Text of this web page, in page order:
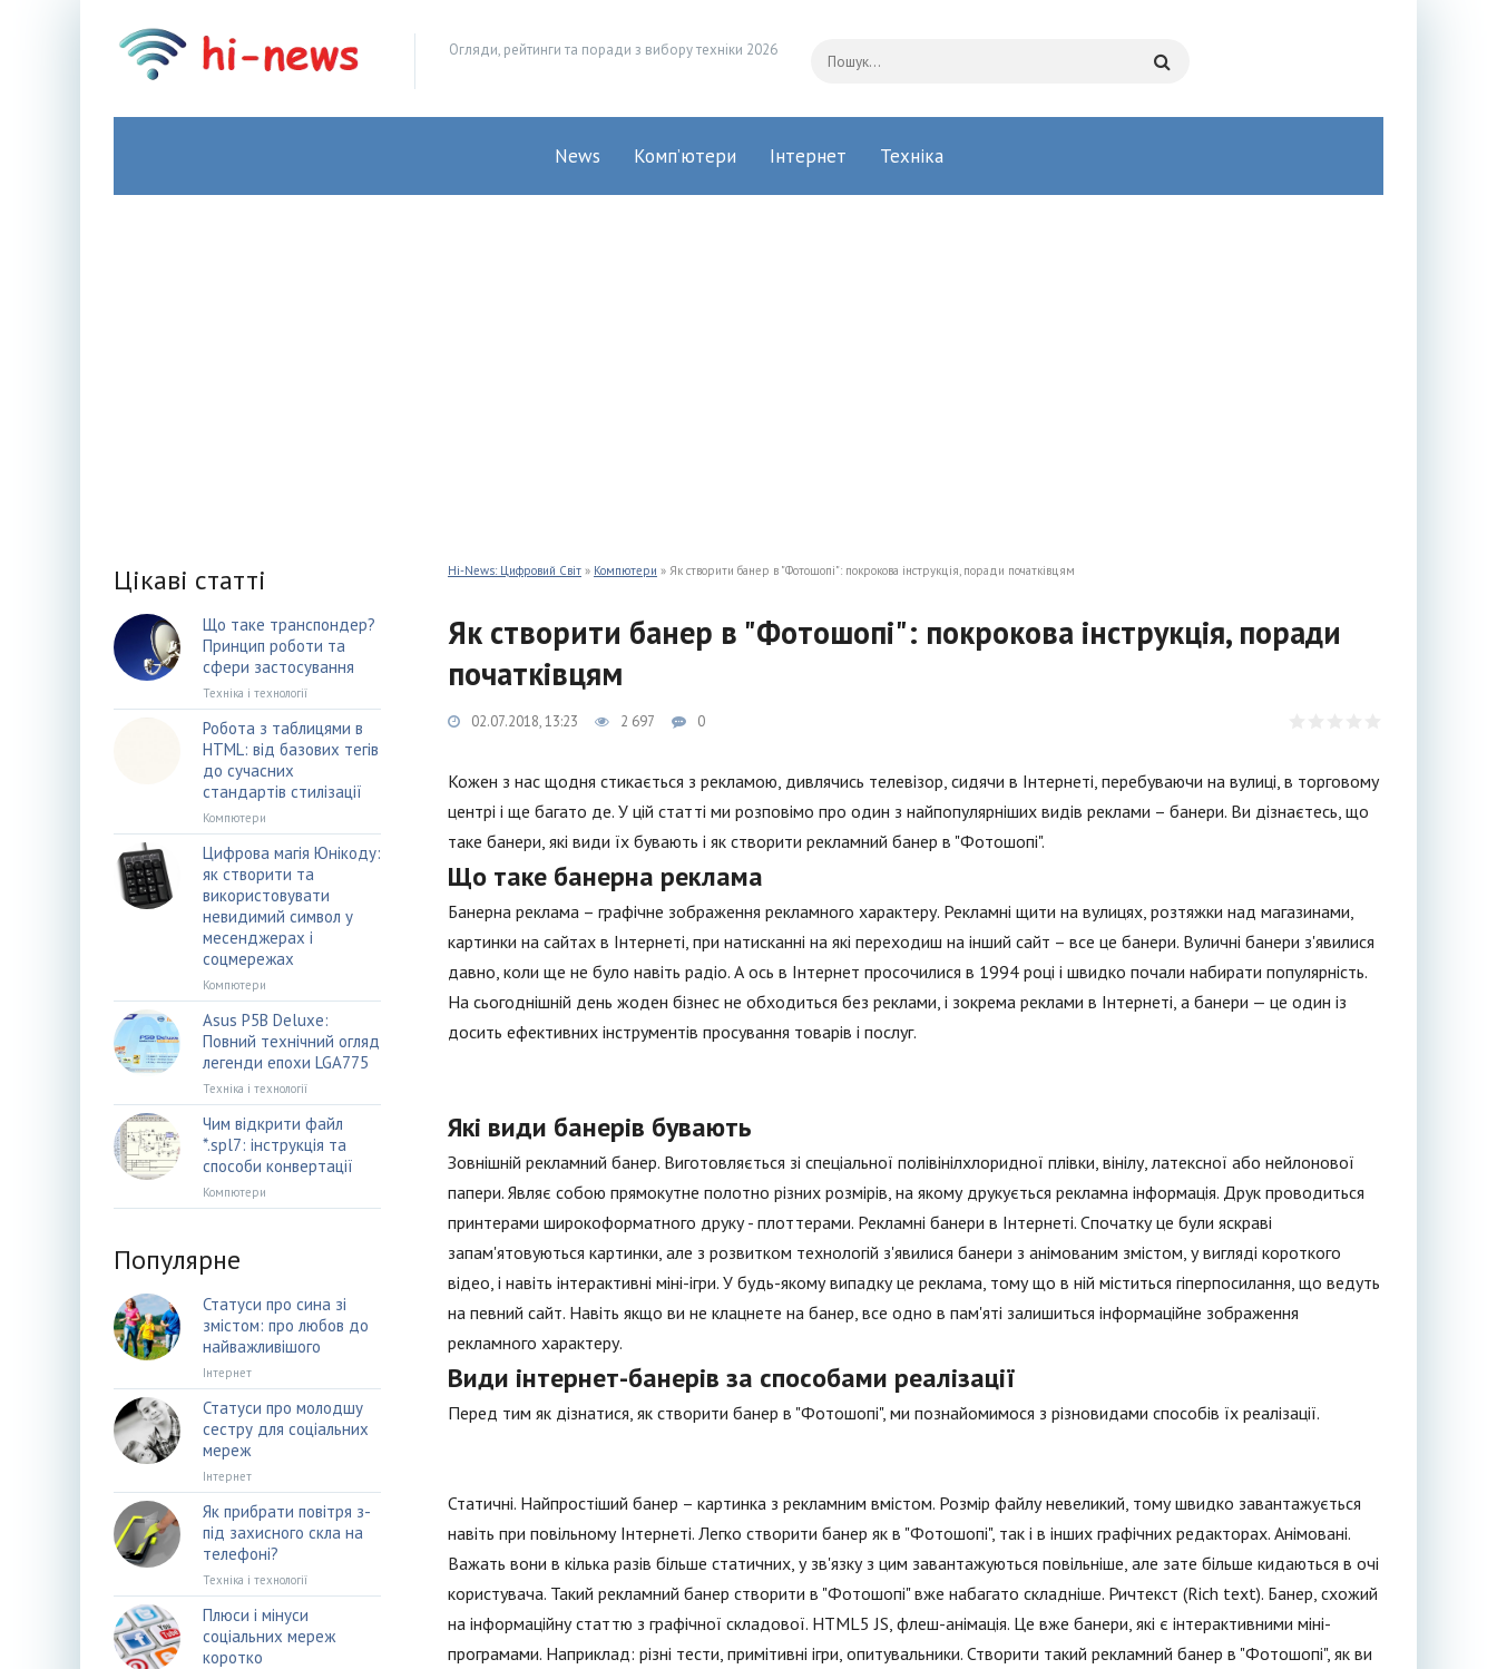
Огляди, рейтинги та поради з вибору техніки 2026
News Комп’ютери Інтернет Техніка
Hi-News: Цифровий Світ » Компютери » Як створити банер в "Фотошопі": покрокова інструкція, поради початківцям
Як створити банер в "Фотошопі": покрокова інструкція, поради
початківцям
02.07.2018, 13:23 2 697 0
Кожен з нас щодня стикається з рекламою, дивлячись телевізор, сидячи в Інтернеті, перебуваючи на вулиці, в торговому
центрі і ще багато де. У цій статті ми розповімо про один з найпопулярніших видів реклами – банери. Ви дізнаєтесь, що
таке банери, які види їх бувають і як створити рекламний банер в "Фотошопі".
Що таке банерна реклама
Банерна реклама – графічне зображення рекламного характеру. Рекламні щити на вулицях, розтяжки над магазинами,
картинки на сайтах в Інтернеті, при натисканні на які переходиш на інший сайт – все це банери. Вуличні банери з'явилися
давно, коли ще не було навіть радіо. А ось в Інтернет просочилися в 1994 році і швидко почали набирати популярність.
На сьогоднішній день жоден бізнес не обходиться без реклами, і зокрема реклами в Інтернеті, а банери — це один із
досить ефективних інструментів просування товарів і послуг.
Які види банерів бувають
Зовнішній рекламний банер. Виготовляється зі спеціальної полівінілхлоридної плівки, вінілу, латексної або нейлонової
папери. Являє собою прямокутне полотно різних розмірів, на якому друкується рекламна інформація. Друк проводиться
принтерами широкоформатного друку - плоттерами. Рекламні банери в Інтернеті. Спочатку це були яскраві
запам'ятовуються картинки, але з розвитком технологій з'явилися банери з анімованим змістом, у вигляді короткого
відео, і навіть інтерактивні міні-ігри. У будь-якому випадку це реклама, тому що в ній міститься гіперпосилання, що ведуть
на певний сайт. Навіть якщо ви не клацнете на банер, все одно в пам'яті залишиться інформаційне зображення
рекламного характеру.
Види інтернет-банерів за способами реалізації
Перед тим як дізнатися, як створити банер в "Фотошопі", ми познайомимося з різновидами способів їх реалізації.
Статичні. Найпростіший банер – картинка з рекламним вмістом. Розмір файлу невеликий, тому швидко завантажується
навіть при повільному Інтернеті. Легко створити банер як в "Фотошопі", так і в інших графічних редакторах. Анімовані.
Важать вони в кілька разів більше статичних, у зв'язку з цим завантажуються повільніше, але зате більше кидаються в очі
користувача. Такий рекламний банер створити в "Фотошопі" вже набагато складніше. Ричтекст (Rich text). Банер, схожий
на інформаційну статтю з графічної складової. HTML5 JS, флеш-анімація. Це вже банери, які є інтерактивними міні-
програмами. Наприклад: різні тести, примітивні ігри, опитувальники. Створити такий рекламний банер в "Фотошопі", як ви
Цікаві статті
Що таке транспондер?
Принцип роботи та
сфери застосування
Техніка і технології
Робота з таблицями в
HTML: від базових тегів
до сучасних
стандартів стилізації
Компютери
Цифрова магія Юнікоду:
як створити та
використовувати
невидимий символ у
месенджерах і
соцмережах
Компютери
Asus P5B Deluxe:
Повний технічний огляд
легенди епохи LGA775
Техніка і технології
Чим відкрити файл
*.spl7: інструкція та
способи конвертації
Компютери
Популярне
Статуси про сина зі
змістом: про любов до
найважливішого
Інтернет
Статуси про молодшу
сестру для соціальних
мереж
Інтернет
Як прибрати повітря з-
під захисного скла на
телефоні?
Техніка і технології
Плюси і мінуси
соціальних мереж
коротко